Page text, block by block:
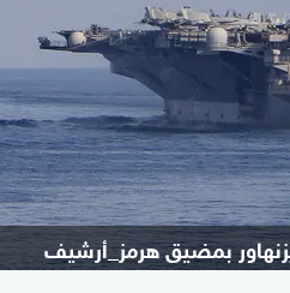
بمضيق هرمز_أرشيف